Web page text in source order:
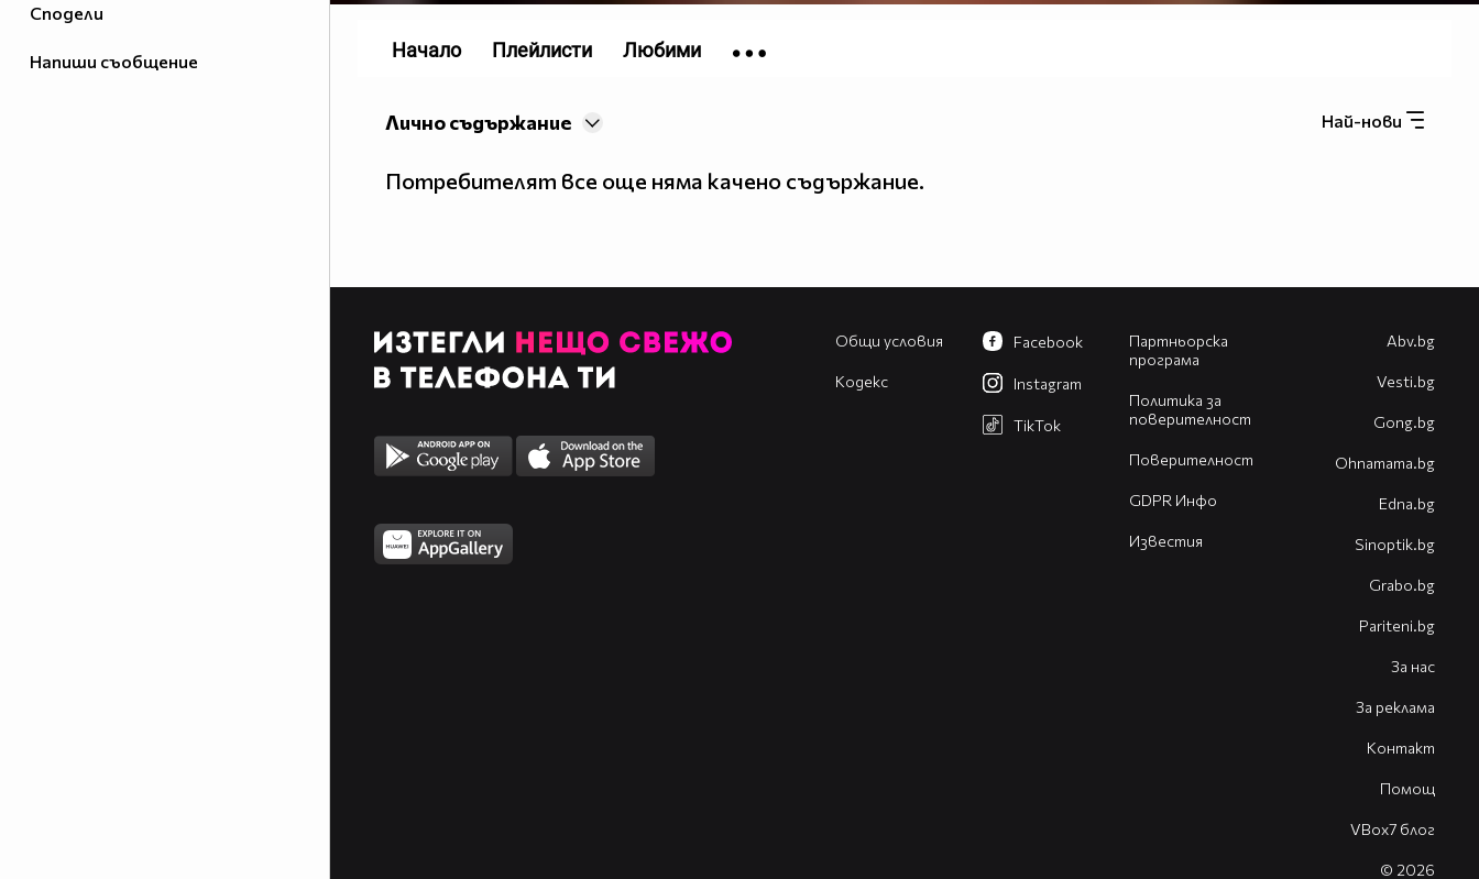
Сподели
Напиши съобщение
Най-нови
Лично съдържание
Потребителят все още няма качено съдържание.
Начало Плейлисти Любими
Общи условия
Кодекс
Партньорска
програма
Политика за
поверителност
Поверителност
GDPR Инфо
Известия
Facebook
Instagram
TikTok
Abv.bg
Vesti.bg
Gong.bg
Оhnamama.bg
Edna.bg
Sinoptik.bg
Grabo.bg
Pariteni.bg
За нас
За реклама
Контакт
Помощ
VBox7 блог
© 2026